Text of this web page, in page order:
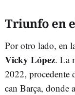
Triunfo en
Por otro lado, en
Vicky López. La
2022, procedente
can Barça, donde